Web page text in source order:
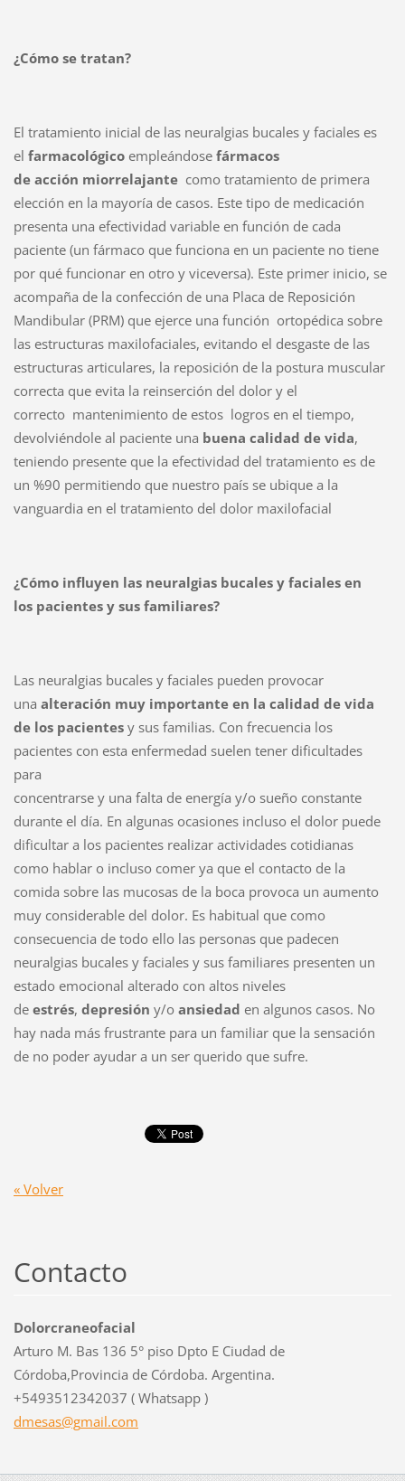
¿Cómo se tratan?
El tratamiento inicial de las neuralgias bucales y faciales es
el farmacológicoempleándose fármacos
de acción miorrelajante como tratamiento de primera
elección en la mayoría de casos. Este tipo de medicación
presenta una efectividad variable en función de cada
paciente (un fármaco que funciona en un paciente no tiene
por qué funcionar en otro y viceversa). Este primer inicio, se
acompaña de la confección de una Placa de Reposición
Mandibular (PRM) que ejerce una función ortopédica sobre
las estructuras maxilofaciales, evitando el desgaste de las
estructuras articulares, la reposición de la postura muscular
correcta que evita la reinserción del dolor y el
correcto mantenimiento de estos logros en el tiempo,
devolviéndole al paciente una buena calidad de vida,
teniendo presente que la efectividad del tratamiento es de
un %90 permitiendo que nuestro país se ubique a la
vanguardia en el tratamiento del dolor maxilofacial
¿Cómo influyen las neuralgias bucales y faciales en
los pacientes y sus familiares?
Las neuralgias bucales y faciales pueden provocar
una alteración muy importante en la calidad de vida
de los pacientesy sus familias. Con frecuencia los
pacientes con esta enfermedad suelen tener dificultades
para
concentrarse y una falta de energía y/o sueño constante
durante el día. En algunas ocasiones incluso el dolor puede
dificultar a los pacientes realizar actividades cotidianas
como hablar o incluso comer ya que el contacto de la
comida sobre las mucosas de la boca provoca un aumento
muy considerable del dolor. Es habitual que como
consecuencia de todo ello las personas que padecen
neuralgias bucales y faciales y sus familiares presenten un
estado emocional alterado con altos niveles
de estrés, depresión y/o ansiedad en algunos casos. No
hay nada más frustrante para un familiar que la sensación
de no poder ayudar a un ser querido que sufre.
« Volver
Contacto
Dolorcraneofacial
Arturo M. Bas 136 5° piso Dpto E Ciudad de
Córdoba,Provincia de Córdoba. Argentina.
+5493512342037 ( Whatsapp )
dmesas@gmail.com